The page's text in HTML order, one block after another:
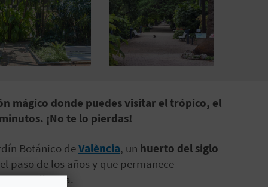
mágico donde puedes visitar el trópico, el
¡No te lo pierdas!
Botánico deValència, un huerto del siglo
paso de los años y que permanece
que alberga.